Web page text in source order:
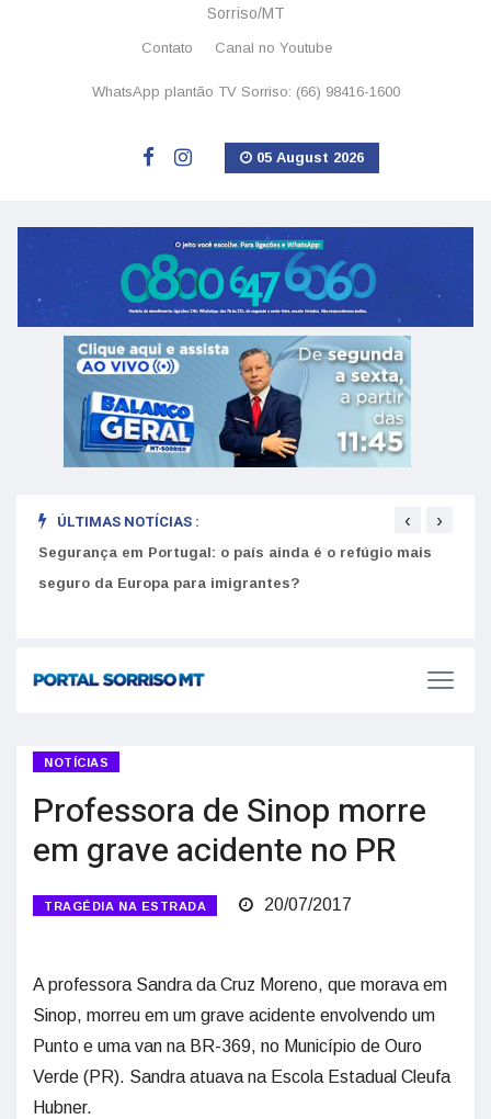
Sorriso/MT
Contato Canal no Youtube
WhatsApp plantão TV Sorriso: (66) 98416-1600
05 August 2026
ÚLTIMAS NOTÍCIAS :
Segurança em Portugal: o país ainda é o refúgio mais
seguro da Europa para imigrantes?
‹ ›
NOTÍCIAS
Professora de Sinop morre
em grave acidente no PR
TRAGÉDIA NA ESTRADA 20/07/2017
A professora Sandra da Cruz Moreno, que morava em
Sinop, morreu em um grave acidente envolvendo um
Punto e uma van na BR-369, no Município de Ouro
Verde (PR). Sandra atuava na Escola Estadual Cleufa
Hubner.